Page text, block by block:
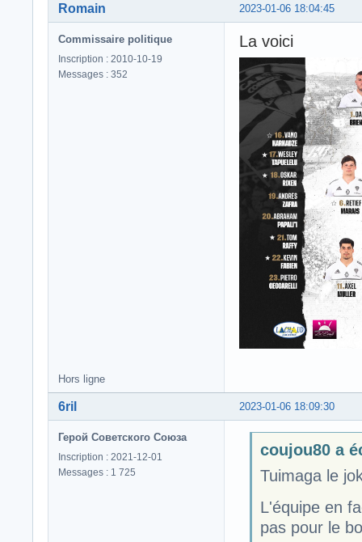
2023-01-06 18:04:45
Romain
Commissaire politique
Inscription : 2010-10-19
Messages : 352
La voici
Hors ligne
2023-01-06 18:09:30
6ril
Герой Советского Союза
Inscription : 2021-12-01
Messages : 1 725
coujou80 a
Tuimaga le
L'équipe en
pas pour le